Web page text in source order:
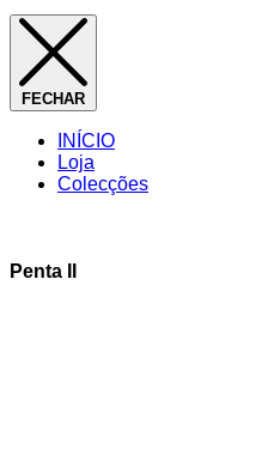
FECHAR
INÍCIO
Loja
Colecções
Penta II